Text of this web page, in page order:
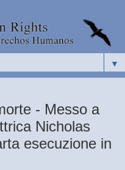
▼
- Messo a
Nicholas
esecuzione in